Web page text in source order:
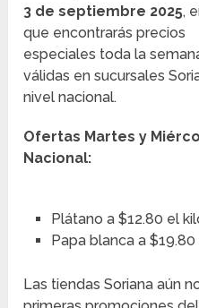
3 de septiembre 2025,
que encontrarás precios
especiales toda la
válidas en sucursales
nivel nacional.
Ofertas Martes y
Nacional:
Plátano a $12.80 el
Papa blanca a $19.80
Las tiendas Soriana aún